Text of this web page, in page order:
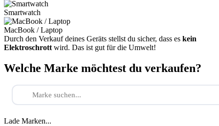
Smartwatch
MacBook / Laptop
Durch den Verkauf deines Geräts stellst du sicher, dass es kein
Elektroschrott wird. Das ist gut für die Umwelt!
Welche Marke möchtest du verkaufen?
Lade Marken...